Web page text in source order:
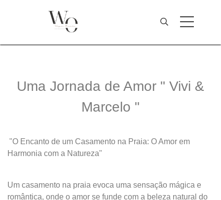
Uma Jornada de Amor " Vivi &
Marcelo "
"O Encanto de um Casamento na Praia: O Amor em
Harmonia com a Natureza"
Um casamento na praia evoca uma sensação mágica e
romântica, onde o amor se funde com a beleza natural do